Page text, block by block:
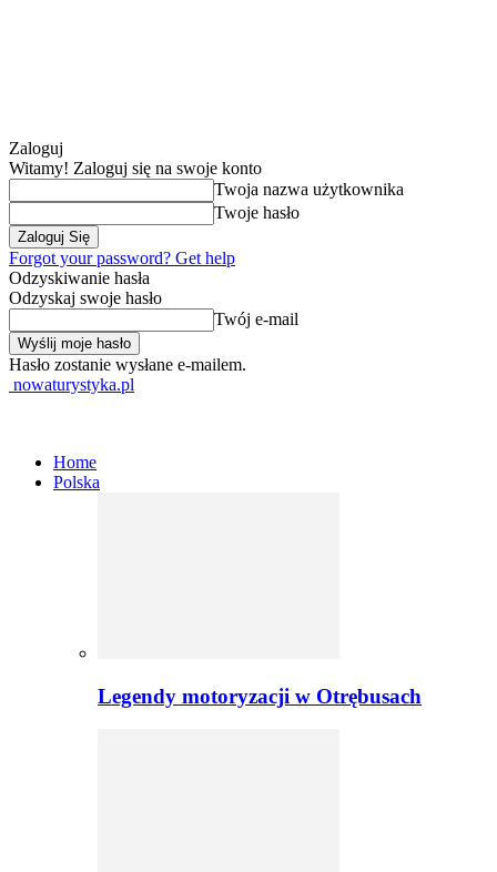
Zaloguj
Witamy! Zaloguj się na swoje konto
Twoja nazwa użytkownika
Twoje hasło
Forgot your password? Get help
Odzyskiwanie hasła
Odzyskaj swoje hasło
Twój e-mail
Hasło zostanie wysłane e-mailem.
nowaturystyka.pl
Home
Polska
Legendy motoryzacji w Otrębusach